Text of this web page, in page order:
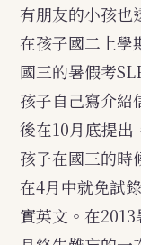
有朋友的小孩也
在孩子國二上學
國三的暑假考
孩子自己寫介紹
後在10月底提出
孩子在國三的時
在4月中就免試
實英文。在